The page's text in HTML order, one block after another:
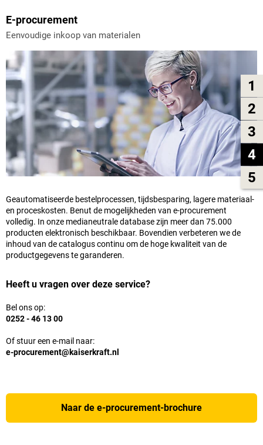
1
2
3
4
5
E-procurement
Eenvoudige inkoop van materialen
Geautomatiseerde bestelprocessen, tijdsbesparing, lagere materiaal-
en proceskosten. Benut de mogelijkheden van e-procurement
volledig. In onze medianeutrale database zijn meer dan 75.000
producten elektronisch beschikbaar. Bovendien verbeteren we de
inhoud van de catalogus continu om de hoge kwaliteit van de
productgegevens te garanderen.
Heeft u vragen over deze service?
Bel ons op:
0252 - 46 13 00
Of stuur een e-mail naar:
e-procurement@kaiserkraft.nl
Naar de e-procurement-brochure